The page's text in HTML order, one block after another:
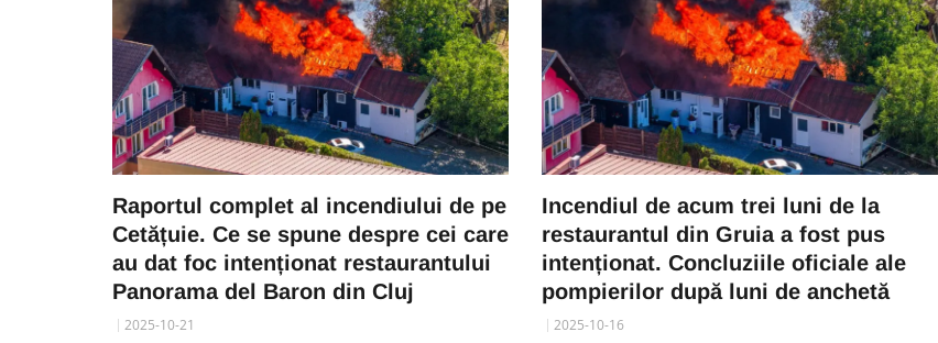
Raportul complet al incendiului de pe
Cetățuie. Ce se spune despre cei care
au dat foc intenționat restaurantului
Panorama del Baron din Cluj
2025-10-21
Incendiul de acum trei luni de la
restaurantul din Gruia a fost pus
intenționat. Concluziile oficiale ale
pompierilor după luni de anchetă
2025-10-16